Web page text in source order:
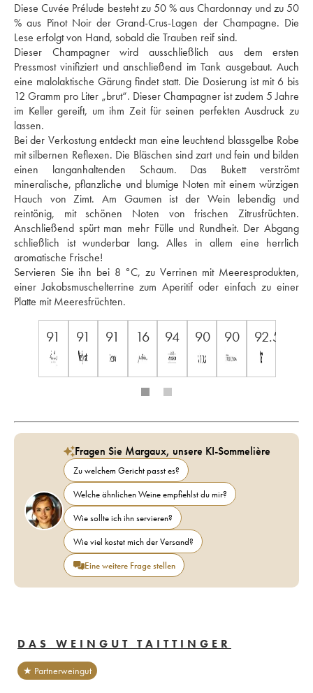
Diese Cuvée Prélude besteht zu 50 % aus Chardonnay und zu 50
% aus Pinot Noir der Grand-Crus-Lagen der Champagne. Die
Lese erfolgt von Hand, sobald die Trauben reif sind.
Dieser Champagner wird ausschließlich aus dem ersten
Pressmost vinifiziert und anschließend im Tank ausgebaut. Auch
eine malolaktische Gärung findet statt. Die Dosierung ist mit 6 bis
12 Gramm pro Liter „brut“. Dieser Champagner ist zudem 5 Jahre
im Keller gereift, um ihm Zeit für seinen perfekten Ausdruck zu
lassen.
Bei der Verkostung entdeckt man eine leuchtend blassgelbe Robe
mit silbernen Reflexen. Die Bläschen sind zart und fein und bilden
einen langanhaltenden Schaum. Das Bukett verströmt
mineralische, pflanzliche und blumige Noten mit einem würzigen
Hauch von Zimt. Am Gaumen ist der Wein lebendig und
reintönig, mit schönen Noten von frischen Zitrusfrüchten.
Anschließend spürt man mehr Fülle und Rundheit. Der Abgang
schließlich ist wunderbar lang. Alles in allem eine herrlich
aromatische Frische!
Servieren Sie ihn bei 8 °C, zu Verrinen mit Meeresprodukten,
einer Jakobsmuschelterrine zum Aperitif oder einfach zu einer
Platte mit Meeresfrüchten.
91 91 91 16 94 90 90 92.5
Fragen Sie Margaux, unsere KI-Sommelière
Zu welchem Gericht passt es?
Welche ähnlichen Weine empfiehlst du mir?
Wie sollte ich ihn servieren?
Wie viel kostet mich der Versand?
Eine weitere Frage stellen
DAS WEINGUT TAITTINGER
★ Partnerweingut